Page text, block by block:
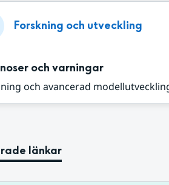
Forskning och utveckling
och varningar
och avancerad
länkar